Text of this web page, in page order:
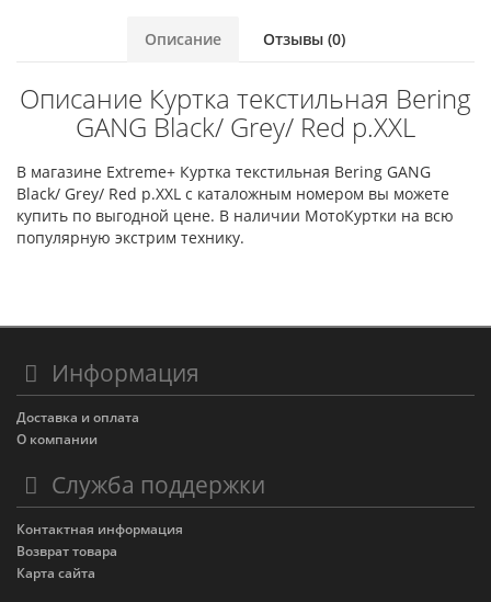
Описание Отзывы (0)
Описание Куртка текстильная Bering
GANG Black/ Grey/ Red р.XXL
В магазине Extreme+ Куртка текстильная Bering GANG
Black/ Grey/ Red р.XXL с каталожным номером вы можете
купить по выгодной цене. В наличии МотоКуртки на всю
популярную экстрим технику.
Информация
Доставка и оплата
О компании
Служба поддержки
Контактная информация
Возврат товара
Карта сайта